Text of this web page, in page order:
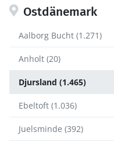
Ostdänemark
Aalborg Bucht (1.271)
Anholt (20)
Djursland (1.465)
Ebeltoft (1.036)
Juelsminde (392)